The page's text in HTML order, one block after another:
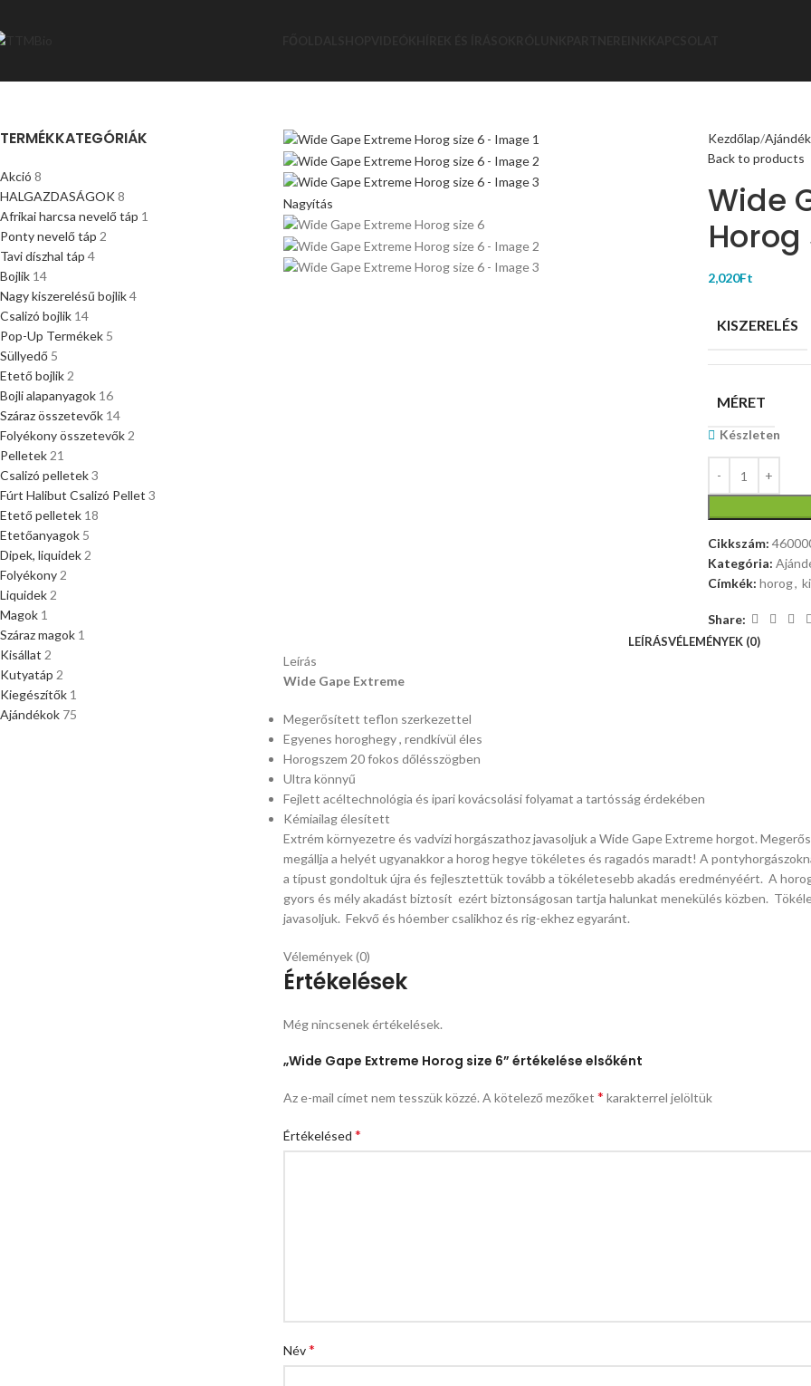
TERMÉKKATEGÓRIÁK
Akció 8
HALGAZDASÁGOK8
Afrikai harcsa nevelő táp 1
Ponty nevelő táp 2
Tavi díszhal táp 4
Bojlik 14
Nagy kiszerelésű bojlik4
Csalizó bojlik 14
Pop-Up Termékek 5
Süllyedő 5
Etető bojlik 2
Bojli alapanyagok 16
Száraz összetevők 14
Folyékony összetevők 2
Pelletek 21
Csalizó pelletek3
Fúrt Halibut Csalizó Pellet 3
Etető pelletek 18
Etetőanyagok 5
Dipek, liquidek 2
Folyékony 2
Liquidek 2
Magok 1
Száraz magok 1
Kisállat 2
Kutyatáp 2
Kiegészítők 1
Ajándékok 75
Nagyítás
Kezdőlap
Back to products
Wide
Horog
2,020Ft
KISZERELÉS
MÉRET
Készleten
Cikkszám:
Kategória:
Címkék: horog,
Share:
LEÍRÁSVÉLEMÉNYEK (0)
Leírás
Wide Gape Extreme
Megerősített teflon szerkezettel
Egyenes horoghegy , rendkívül éles
Horogszem 20 fokos dőlésszögben
Ultra könnyű
Fejlett acéltechnológia és ipari kovácsolási folyamat a tartósság érdekében
Kémiailag élesített
Extrém környezetre és vadvízi horgászathoz javasoljuk a Wide Gape Extreme horgot.
megállja a helyét ugyanakkor a horog hegye tökéletes és ragadós maradt! A
a típust gondoltuk újra és fejlesztettük tovább a tökéletesebb akadás eredményéért. A
gyors és mély akadást biztosít ezért biztonságosan tartja halunkat menekülés közben.
javasoljuk. Fekvő és hóember csalikhoz és rig-ekhez egyaránt.
Vélemények (0)
Értékelések
Még nincsenek értékelések.
„Wide Gape Extreme Horog size 6” értékelése elsőként
Az e-mail címet nem tesszük közzé. A kötelező mezőket * karakterrel jelöltük
Értékelésed *
Név*